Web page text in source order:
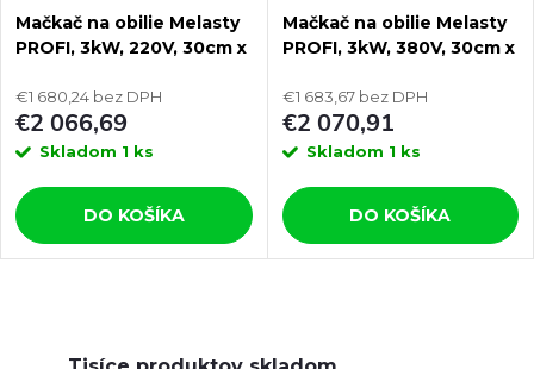
Mačkač na obilie Melasty
PROFI, 3kW, 220V, 30cm x
€1 680,24 bez DPH
€2 066,69
Skladom 1 ks
DO KOŠÍKA
Mačkač na obilie Melasty
PROFI, 3kW, 380V, 30cm x
€1 683,67 bez DPH
€2 070,91
Skladom 1 ks
DO KOŠÍKA